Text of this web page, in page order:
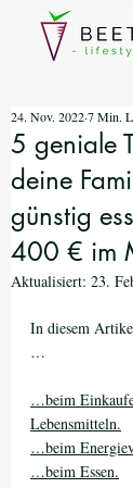
5 geniale
deine
günstig
400 € im
24. Nov. 20227 Min.
Aktualisiert: 23.
In diesem
…
…beim
Lebensmitteln.
…beim
…beim Essen.